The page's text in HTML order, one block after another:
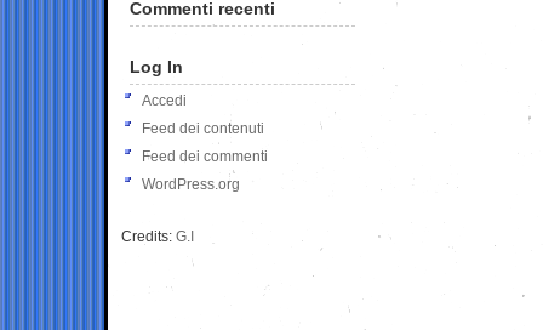
Commenti recenti
Log In
Accedi
Feed dei contenuti
Feed dei commenti
WordPress.org
Credits: G.I